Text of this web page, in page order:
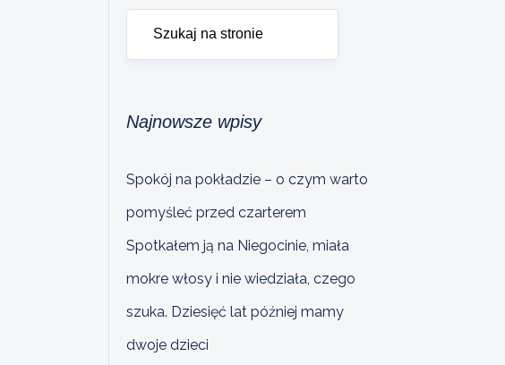
Najnowsze wpisy
Spokój na pokładzie – o czym warto
pomyśleć przed czarterem
Spotkałem ją na Niegocinie, miała
mokre włosy i nie wiedziała, czego
szuka. Dziesięć lat później mamy
dwoje dzieci